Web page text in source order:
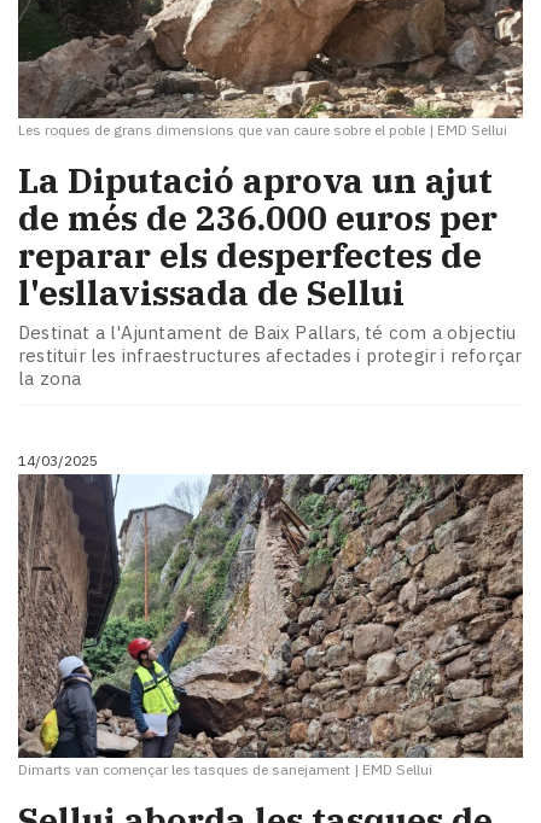
Les roques de grans dimensions que van caure sobre el poble | EMD Sellui
La Diputació aprova un ajut
de més de 236.000 euros per
reparar els desperfectes de
l'esllavissada de Sellui
Destinat a l'Ajuntament de Baix Pallars, té com a objectiu
restituir les infraestructures afectades i protegir i reforçar
la zona
14/03/2025
Dimarts van començar les tasques de sanejament | EMD Sellui